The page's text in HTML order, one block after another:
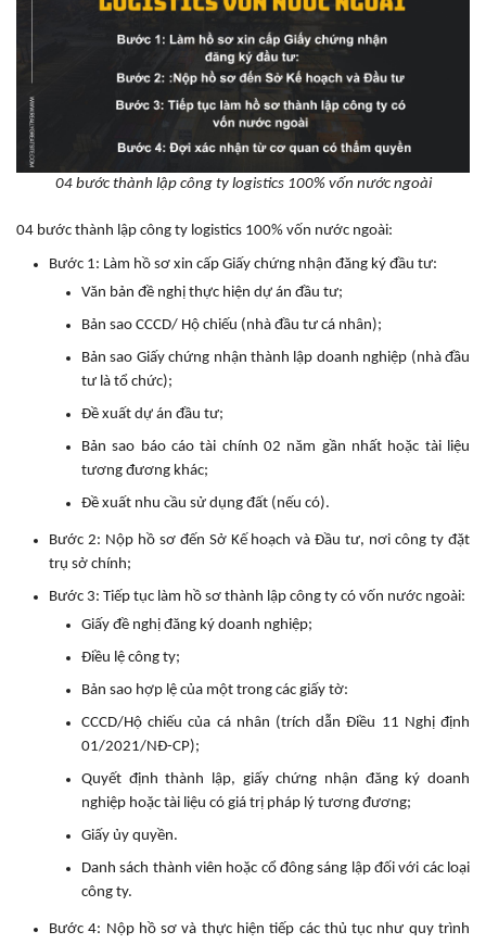
04 bước thành lập công ty logistics 100% vốn nước ngoài
04 bước thành lập công ty logistics 100% vốn nước ngoài:
Bước 1: Làm hồ sơ xin cấp Giấy chứng nhận đăng ký đầu tư:
Văn bản đề nghị thực hiện dự án đầu tư;
Bản sao CCCD/ Hộ chiếu (nhà đầu tư cá nhân);
Bản sao Giấy chứng nhận thành lập doanh nghiệp (nhà đầu
tư là tổ chức);
Đề xuất dự án đầu tư;
Bản sao báo cáo tài chính 02 năm gần nhất hoặc tài liệu
tương đương khác;
Đề xuất nhu cầu sử dụng đất (nếu có).
Bước 2: Nộp hồ sơ đến Sở Kế hoạch và Đầu tư, nơi công ty đặt
trụ sở chính;
Bước 3: Tiếp tục làm hồ sơ thành lập công ty có vốn nước ngoài:
Giấy đề nghị đăng ký doanh nghiệp;
Điều lệ công ty;
Bản sao hợp lệ của một trong các giấy tờ:
CCCD/Hộ chiếu của cá nhân (trích dẫn Điều 11 Nghị định
01/2021/NĐ-CP);
Quyết định thành lập, giấy chứng nhận đăng ký doanh
nghiệp hoặc tài liệu có giá trị pháp lý tương đương;
Giấy ủy quyền.
Danh sách thành viên hoặc cổ đông sáng lập đối với các loại
công ty.
Bước 4: Nộp hồ sơ và thực hiện tiếp các thủ tục như quy trình